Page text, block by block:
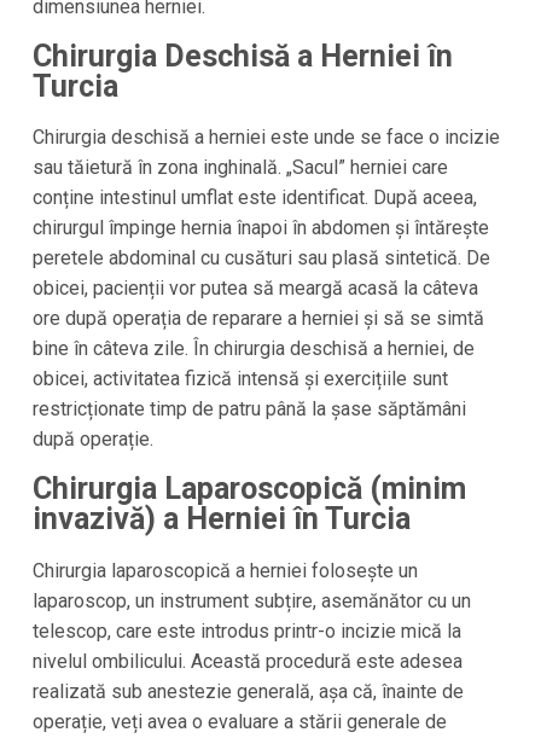
dimensiunea herniei.
Chirurgia Deschisă a Herniei în
Turcia
Chirurgia deschisă a herniei este unde se face o incizie
sau tăietură în zona inghinală. „Sacul” herniei care
conține intestinul umflat este identificat. După aceea,
chirurgul împinge hernia înapoi în abdomen și întărește
peretele abdominal cu cusături sau plasă sintetică. De
obicei, pacienții vor putea să meargă acasă la câteva
ore după operația de reparare a herniei și să se simtă
bine în câteva zile. În chirurgia deschisă a herniei, de
obicei, activitatea fizică intensă și exercițiile sunt
restricționate timp de patru până la șase săptămâni
după operație.
Chirurgia Laparoscopică (minim
invazivă) a Herniei în Turcia
Chirurgia laparoscopică a herniei folosește un
laparoscop, un instrument subțire, asemănător cu un
telescop, care este introdus printr-o incizie mică la
nivelul ombilicului. Această procedură este adesea
realizată sub anestezie generală, așa că, înainte de
operație, veți avea o evaluare a stării generale de